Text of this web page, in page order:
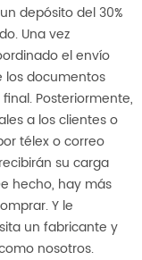
depósito del 30%
Una vez
el envío
los documentos
Posteriormente,
a los clientes o
télex o correo
su carga
hecho, hay más
Y le
un fabricante y
nosotros.